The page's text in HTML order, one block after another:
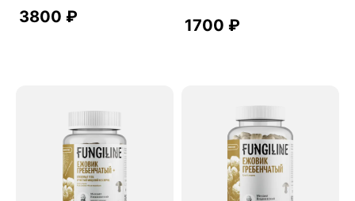
Острое зрение
Продуктивность
Противовирусное
Противовоспалительное
3800 ₽ 1700 ₽